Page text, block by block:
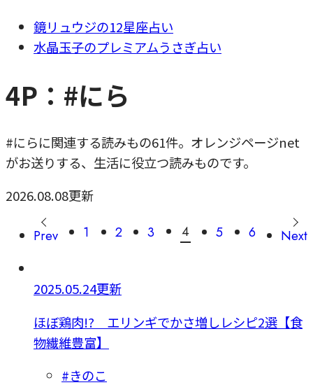
鏡リュウジの12星座占い
水晶玉子のプレミアムうさぎ占い
4P：#にら
#にらに関連する読みもの61件。オレンジページnet
がお送りする、生活に役立つ読みものです。
2026.08.08更新
Prev 1 2 3 4 5 6 Next
2025.05.24更新
ほぼ鶏肉!? エリンギでかさ増しレシピ2選【食
物繊維豊富】
#きのこ